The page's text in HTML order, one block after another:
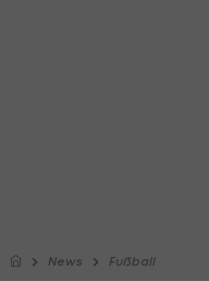
News Fußball